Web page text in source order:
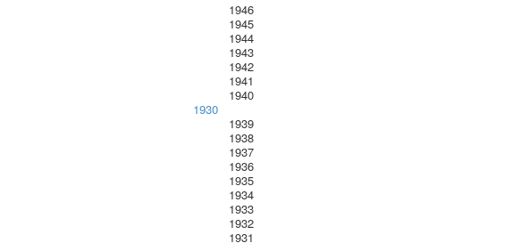
1946
1945
1944
1943
1942
1941
1940
1930
1939
1938
1937
1936
1935
1934
1933
1932
1931